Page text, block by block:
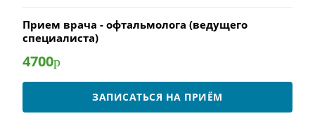
Прием врача - офтальмолога (ведущего
специалиста)
4700р
ЗАПИСАТЬСЯ НА ПРИЁМ